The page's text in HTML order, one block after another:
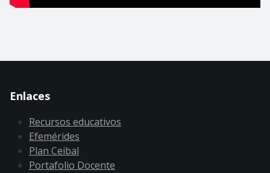
Enlaces
Recursos educativos
Efemérides
Plan Ceibal
Portafolio Docente